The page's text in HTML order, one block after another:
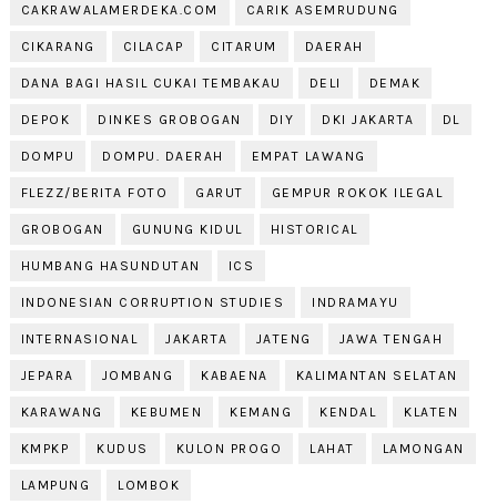
CAKRAWALAMERDEKA.COM CARIK ASEMRUDUNG
CIKARANG CILACAP CITARUM DAERAH
DANA BAGI HASIL CUKAI TEMBAKAU DELI DEMAK
DEPOK DINKES GROBOGAN DIY DKI JAKARTA DL
DOMPU DOMPU. DAERAH EMPAT LAWANG
FLEZZ/BERITA FOTO GARUT GEMPUR ROKOK ILEGAL
GROBOGAN GUNUNG KIDUL HISTORICAL
HUMBANG HASUNDUTAN ICS
INDONESIAN CORRUPTION STUDIES INDRAMAYU
INTERNASIONAL JAKARTA JATENG JAWA TENGAH
JEPARA JOMBANG KABAENA KALIMANTAN SELATAN
KARAWANG KEBUMEN KEMANG KENDAL KLATEN
KMPKP KUDUS KULON PROGO LAHAT LAMONGAN
LAMPUNG LOMBOK